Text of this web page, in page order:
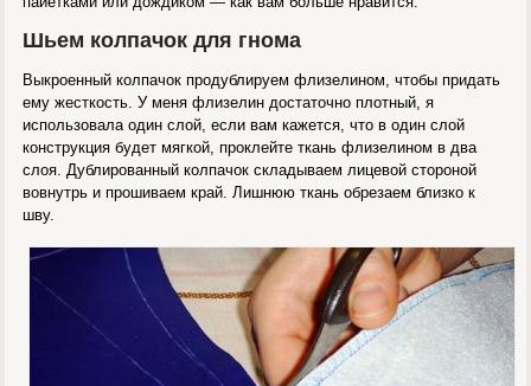
Шьем колпачок для гнома
Выкроенный колпачок продублируем флизелином, чтобы придать
ему жесткость. У меня флизелин достаточно плотный, я
использовала один слой, если вам кажется, что в один слой
конструкция будет мягкой, проклейте ткань флизелином в два
слоя. Дублированный колпачок складываем лицевой стороной
вовнутрь и прошиваем край. Лишнюю ткань обрезаем близко к
шву.